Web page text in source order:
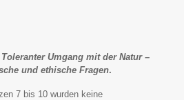
Umgang mit der Natur –
und ethische Fragen.
7 bis 10 wurden keine